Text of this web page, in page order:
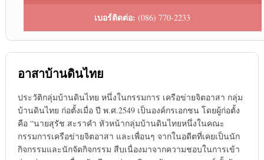
เบอร์ติดต่อ: (086) 770-2233
อาสาบ้านดินไทย
ประวัติกลุ่มบ้านดินไทย หนึ่งในกรรมการ เครือข่ายจิตอาสา กลุ่ม
บ้านดินไทย ก่อตั้งเมื่อ ปี พ.ศ.2549 เป็นองค์กรเอกชน โดยผู้ก่อตั้ง
คือ “นายสุรัช สะราคำ หัวหน้ากลุ่มบ้านดินไทยหนึ่งในคณะ
กรรมการเครือข่ายจิตอาสา และเพื่อนๆ จากในอดีตที่เคยเป็นนัก
กิจกรรมและนักจัดกิจกรรม สืบเนื่องมาจากความชอบในการเข้า